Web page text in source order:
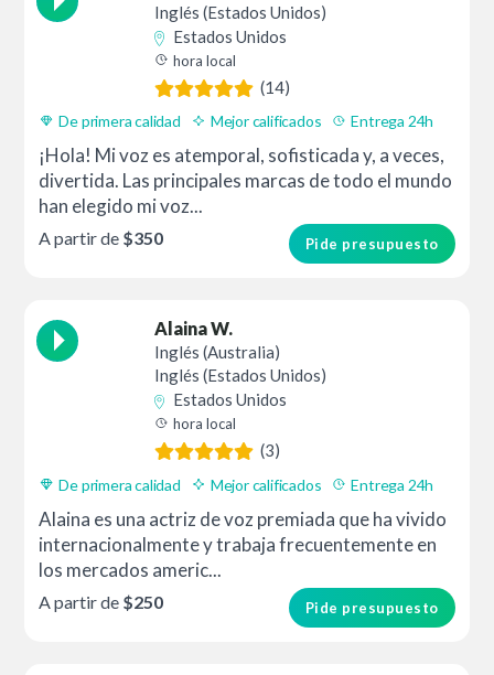
Inglés (Estados Unidos)
Estados Unidos
hora local
(14)
De primera calidad Mejor calificados Entrega 24h
¡Hola! Mi voz es atemporal, sofisticada y, a veces,
divertida. Las principales marcas de todo el mundo
han elegido mi voz...
Pide presupuesto
A partir de $350
Alaina W.
Inglés (Australia)
Inglés (Estados Unidos)
Estados Unidos
hora local
(3)
De primera calidad Mejor calificados Entrega 24h
Alaina es una actriz de voz premiada que ha vivido
internacionalmente y trabaja frecuentemente en
los mercados americ...
Pide presupuesto
A partir de $250